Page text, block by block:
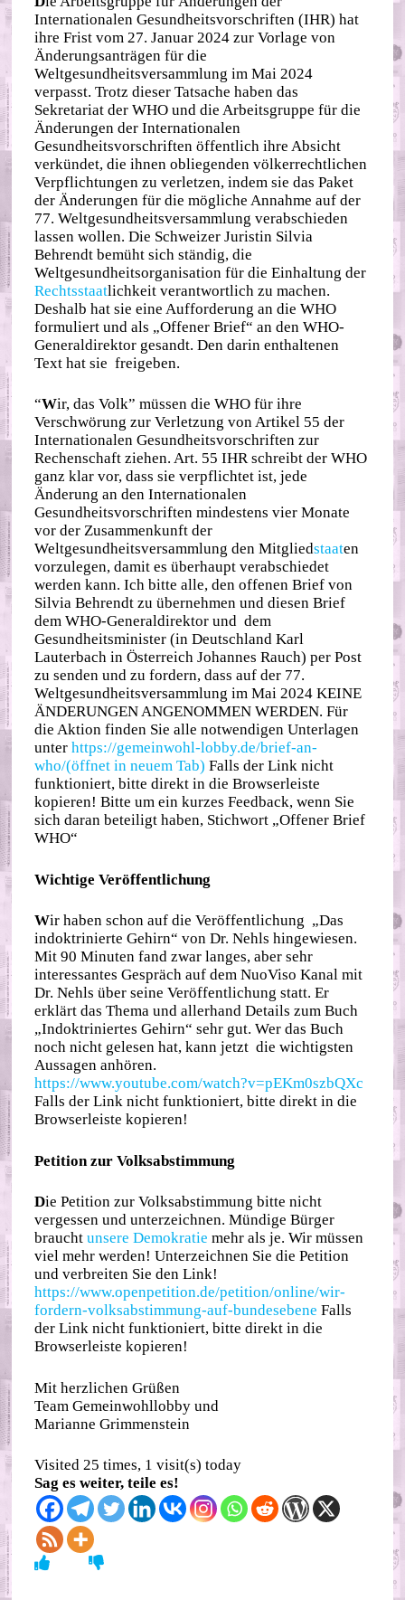
Internationalen Gesundheitsvorschriften (IHR) hat
ihre Frist vom 27. Januar 2024 zur Vorlage von
Änderungsanträgen für die
Weltgesundheitsversammlung im Mai 2024
verpasst. Trotz dieser Tatsache haben das
Sekretariat der WHO und die Arbeitsgruppe für die
Änderungen der Internationalen
Gesundheitsvorschriften öffentlich ihre Absicht
verkündet, die ihnen obliegenden völkerrechtlichen
Verpflichtungen zu verletzen, indem sie das Paket
der Änderungen für die mögliche Annahme auf der
77. Weltgesundheitsversammlung verabschieden
lassen wollen. Die Schweizer Juristin Silvia
Behrendt bemüht sich ständig, die
Weltgesundheitsorganisation für die Einhaltung der
Rechtsstaatlichkeit verantwortlich zu machen.
Deshalb hat sie eine Aufforderung an die WHO
formuliert und als „Offener Brief“ an den WHO-
Generaldirektor gesandt. Den darin enthaltenen
Text hat sie freigeben.
“Wir, das Volk” müssen die WHO für ihre
Verschwörung zur Verletzung von Artikel 55 der
Internationalen Gesundheitsvorschriften zur
Rechenschaft ziehen. Art. 55 IHR schreibt der WHO
ganz klar vor, dass sie verpflichtet ist, jede
Änderung an den Internationalen
Gesundheitsvorschriften mindestens vier Monate
vor der Zusammenkunft der
Weltgesundheitsversammlung den Mitgliedstaaten
vorzulegen, damit es überhaupt verabschiedet
werden kann. Ich bitte alle, den offenen Brief von
Silvia Behrendt zu übernehmen und diesen Brief
dem WHO-Generaldirektor und dem
Gesundheitsminister (in Deutschland Karl
Lauterbach in Österreich Johannes Rauch) per Post
zu senden und zu fordern, dass auf der 77.
Weltgesundheitsversammlung im Mai 2024 KEINE
ÄNDERUNGEN ANGENOMMEN WERDEN. Für
die Aktion finden Sie alle notwendigen Unterlagen
unterhttps://gemeinwohl-lobby.de/brief-an-
who/(öffnet in neuem Tab) Falls der Link nicht
funktioniert, bitte direkt in die Browserleiste
kopieren! Bitte um ein kurzes Feedback, wenn Sie
sich daran beteiligt haben, Stichwort „Offener Brief
WHO“
Wichtige Veröffentlichung
Wir haben schon auf die Veröffentlichung „Das
indoktrinierte Gehirn“ von Dr. Nehls hingewiesen.
Mit 90 Minuten fand zwar langes, aber sehr
interessantes Gespräch auf dem NuoViso Kanal mit
Dr. Nehls über seine Veröffentlichung statt. Er
erklärt das Thema und allerhand Details zum Buch
„Indoktriniertes Gehirn“ sehr gut. Wer das Buch
noch nicht gelesen hat, kann jetzt die wichtigsten
Aussagen anhören.
https://www.youtube.com/watch?v=pEKm0szbQXc
Falls der Link nicht funktioniert, bitte direkt in die
Browserleiste kopieren!
Petition zur Volksabstimmung
Die Petition zur Volksabstimmung bitte nicht
vergessen und unterzeichnen. Mündige Bürger
brauchtunsere Demokratie mehr als je. Wir müssen
viel mehr werden! Unterzeichnen Sie die Petition
und verbreiten Sie den Link!
https://www.openpetition.de/petition/online/wir-
fordern-volksabstimmung-auf-bundesebene Falls
der Link nicht funktioniert, bitte direkt in die
Browserleiste kopieren!
Mit herzlichen Grüßen
Team Gemeinwohllobby und
Marianne Grimmenstein
Visited 25 times, 1 visit(s) today
Sag es weiter, teile es!